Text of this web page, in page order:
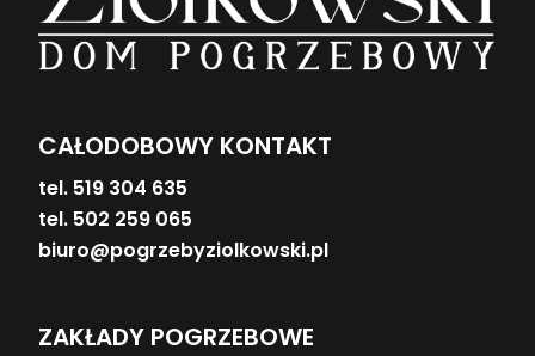
CAŁODOBOWY KONTAKT
tel. 519 304 635
tel. 502 259 065
biuro@pogrzebyziolkowski.pl
ZAKŁADY POGRZEBOWE